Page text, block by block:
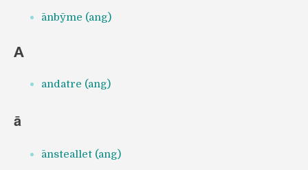
ānbȳme (ang)
A
andatre (ang)
ā
ānsteallet (ang)